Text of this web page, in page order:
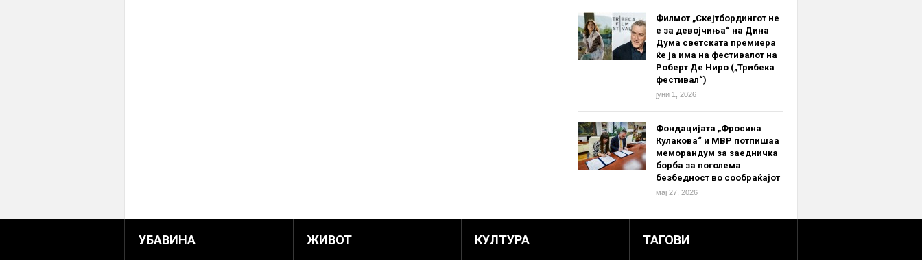
Филмот „Скејтбордингот не
е за девојчиња“ на Дина
Дума светската премиера
ќе ја има на фестивалот на
Роберт Де Ниро („Трибека
фестивал“)
јуни 1, 2026
Фондацијата „Фросина
Кулакова“ и МВР потпишаа
меморандум за заедничка
борба за поголема
безбедност во сообраќајот
мај 27, 2026
УБАВИНА ЖИВОТ КУЛТУРА ТАГОВИ